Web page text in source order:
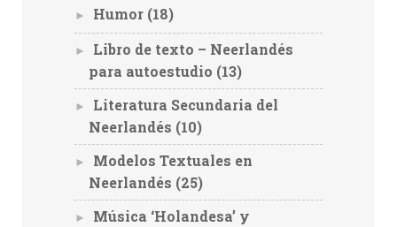
► Humor (18)
►
Libro de texto – Neerlandés
para autoestudio (13)
►
Literatura Secundaria del
Neerlandés (10)
►
Modelos Textuales en
Neerlandés (25)
► Música ‘Holandesa’ y